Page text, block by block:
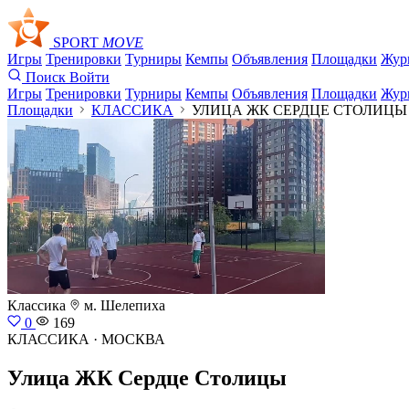
SPORT MOVE
Игры Тренировки Турниры Кемпы Объявления Площадки
Поиск Войти
Игры Тренировки Турниры Кемпы Объявления Площадки
Площадки
КЛАССИКА УЛИЦА ЖК СЕРДЦЕ СТОЛИЦЫ
Классика
м. Шелепиха
0
169
КЛАССИКА · МОСКВА
Улица ЖК Сердце Столицы